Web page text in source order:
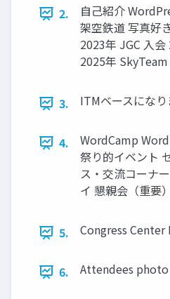
2.
自己紹介
架空鉄道 写真好
2023年 JGC 入
2025年
3. ITMベースにな
4.
WordCamp
祭り的イベント
ス・交流コーナ
イ 懇親会（重要）
5. Congress
6. Attendees photo